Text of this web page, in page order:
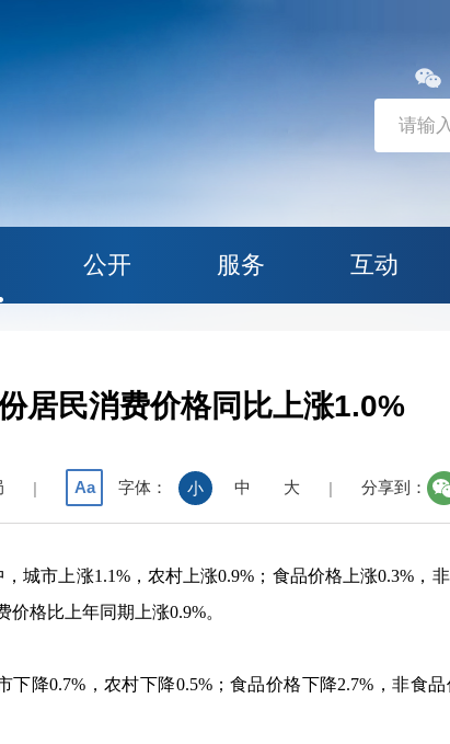
公开 服务 互动
居民消费价格同比上涨1.0%
| Aa 字体： 小 中 大 | 分享到：
，城市上涨1.1%，农村上涨0.9% ；食品价格上涨0.3% ，
价格比上年同期上涨0.9%。
下降0.7% ，农村下降0.5%；食品价格下降2.7% ，非食